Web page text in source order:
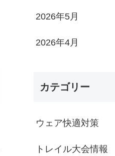
2026年5月
2026年4月
カテゴリー
ウェア快適対策
トレイル大会情報